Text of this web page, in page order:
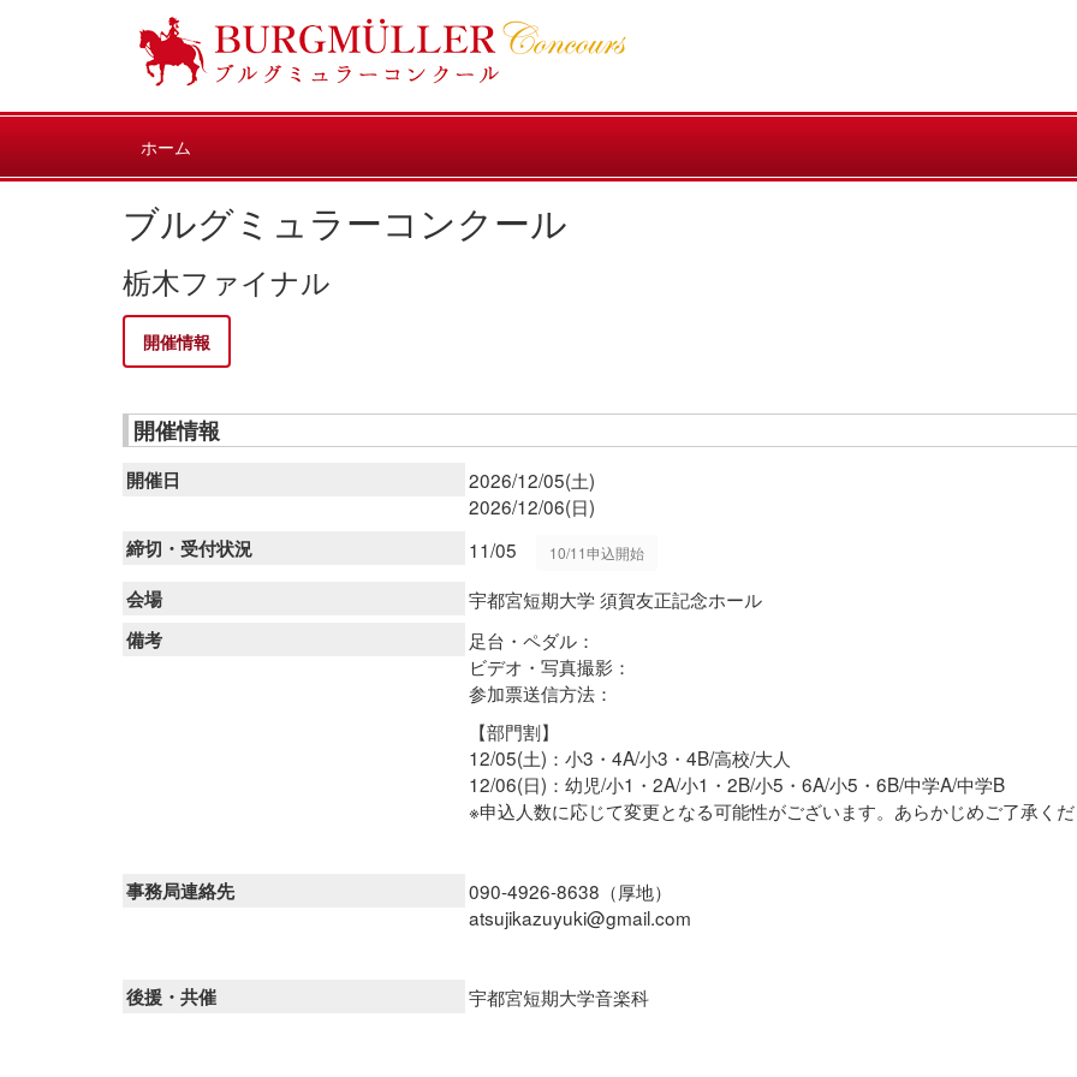
ホーム
ブルグミュラーコンクール
栃木ファイナル
開催情報
開催情報
開催日
2026/12/05(土)
2026/12/06(日)
締切・受付状況
11/05 10/11申込開始
会場
宇都宮短期大学 須賀友正記念ホール
備考
足台・ペダル：
ビデオ・写真撮影：
参加票送信方法：
【部門割】
12/05(土)：小3・4A/小3・4B/高校/大人
12/06(日)：幼児/小1・2A/小1・2B/小5・6A/小5・6B/中学A/中学B
※申込人数に応じて変更となる可能性がございます。あらかじめご了承く
事務局連絡先
090-4926-8638（厚地）
atsujikazuyuki@gmail.com
後援・共催 宇都宮短期大学音楽科